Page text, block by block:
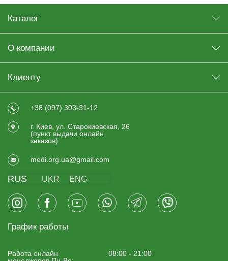
Каталог
О компании
Клиенту
+38 (097) 303-31-12
г. Киев, ул. Старокиевская, 26
(пункт выдачи онлайн
заказов)
medi.org.ua@gmail.com
RUS UKR ENG
График работы
Работа онлайн
08:00 - 21:00